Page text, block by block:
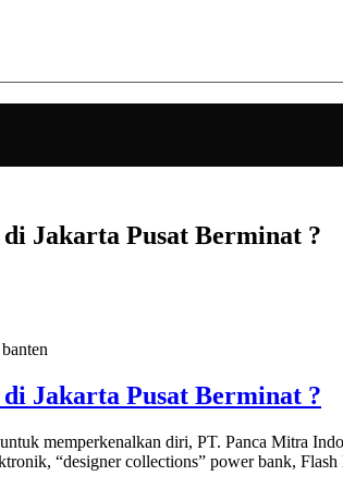
Jakarta Pusat Berminat ?
Jakarta Pusat Berminat ?
memperkenalkan diri, PT. Panca Mitra
“designer collections” power bank,